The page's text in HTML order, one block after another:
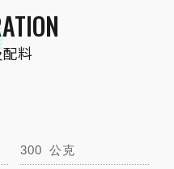
料
300 公克